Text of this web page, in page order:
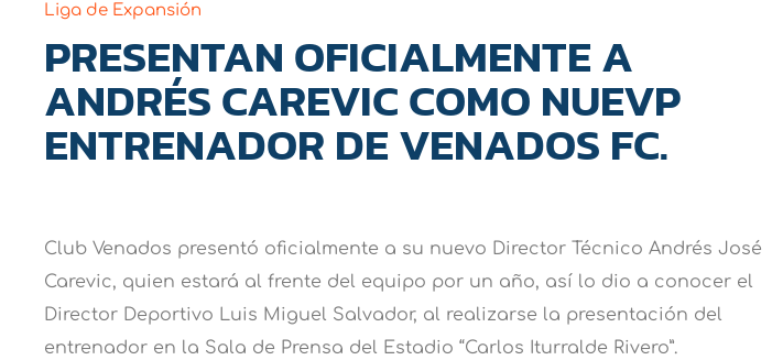
Liga de Expansión
PRESENTAN OFICIALMENTE A
ANDRÉS CAREVIC COMO NUEVP
ENTRENADOR DE VENADOS FC.
Club Venados presentó oficialmente a su nuevo Director Técnico Andrés José
Carevic, quien estará al frente del equipo por un año, así lo dio a conocer el
Director Deportivo Luis Miguel Salvador, al realizarse la presentación del
entrenador en la Sala de Prensa del Estadio “Carlos Iturralde Rivero”.